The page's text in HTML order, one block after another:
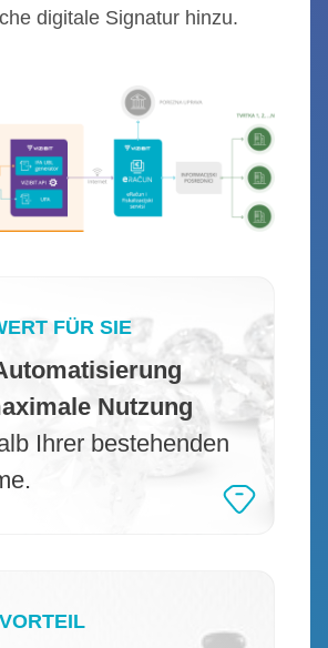
digitale Signatur hinzu.
FÜR SIE
Nutzung
Ihrer bestehenden